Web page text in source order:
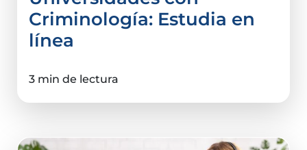
Criminología: Estudia en
línea
3 min de lectura